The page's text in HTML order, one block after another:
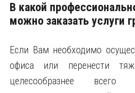
В какой
можно заказать услуги
Если Вам необходимо
офиса или перенести
целесообразнее